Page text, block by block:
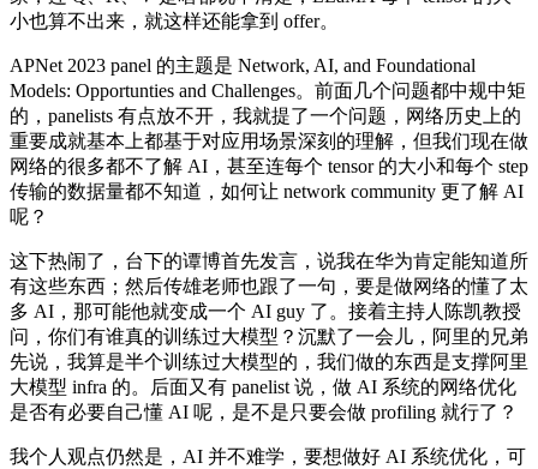
小也算不出来，就这样还能拿到 offer。
APNet 2023 panel 的主题是 Network, AI, and Foundational
Models: Opportunties and Challenges。前面几个问题都中规中矩
的，panelists 有点放不开，我就提了一个问题，网络历史上的
重要成就基本上都基于对应用场景深刻的理解，但我们现在做
网络的很多都不了解 AI，甚至连每个 tensor 的大小和每个 step
传输的数据量都不知道，如何让 network community 更了解 AI
呢？
这下热闹了，台下的谭博首先发言，说我在华为肯定能知道所
有这些东西；然后传雄老师也跟了一句，要是做网络的懂了太
多 AI，那可能他就变成一个 AI guy 了。接着主持人陈凯教授
问，你们有谁真的训练过大模型？沉默了一会儿，阿里的兄弟
先说，我算是半个训练过大模型的，我们做的东西是支撑阿里
大模型 infra 的。后面又有 panelist 说，做 AI 系统的网络优化
是否有必要自己懂 AI 呢，是不是只要会做 profiling 就行了？
我个人观点仍然是，AI 并不难学，要想做好 AI 系统优化，可